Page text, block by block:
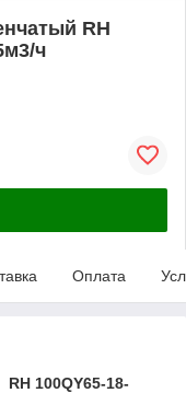
RH
ч
Оплата
100QY65-18-